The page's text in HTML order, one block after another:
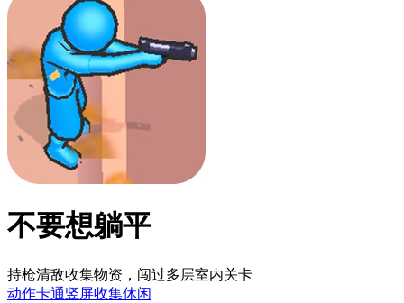
不要想躺平
持枪清敌收集物资，闯过多层室内关卡
动作卡通竖屏收集休闲